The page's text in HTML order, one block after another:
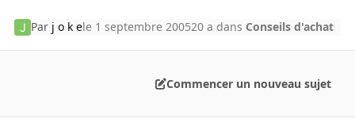
Par j o k ele 1 septembre 200520 a dans Conseils d'achat
Commencer un nouveau sujet